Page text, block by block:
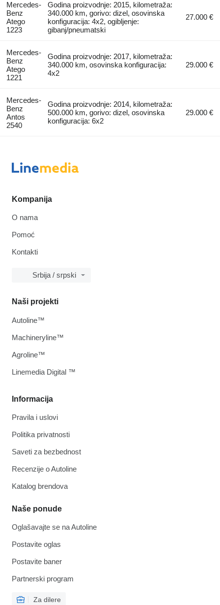
Mercedes-
Benz
Atego
1223
Godina proizvodnje: 2015, kilometraža:
340.000 km, gorivo: dizel, osovinska
konfiguracija: 4x2, ogibljenje:
gibanj/pneumatski
27.000 €
Mercedes-
Benz
Atego
1221
Godina proizvodnje: 2017, kilometraža:
340.000 km, osovinska konfiguracija:
4x2
29.000 €
Mercedes-
Benz
Antos
2540
Godina proizvodnje: 2014, kilometraža:
500.000 km, gorivo: dizel, osovinska
konfiguracija: 6x2
29.000 €
Kompanija
O nama
Pomoć
Kontakti
Srbija / srpski
Informacija
Pravila i uslovi
Politika privatnosti
Saveti za bezbednost
Recenzije o Autoline
Katalog brendova
Naše ponude
Oglašavajte se na Autoline
Postavite oglas
Postavite baner
Partnerski program
Za dilere
Naši projekti
Autoline™
Machineryline™
Agroline™
Linemedia Digital ™